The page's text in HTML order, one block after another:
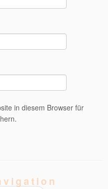
in diesem Browser für